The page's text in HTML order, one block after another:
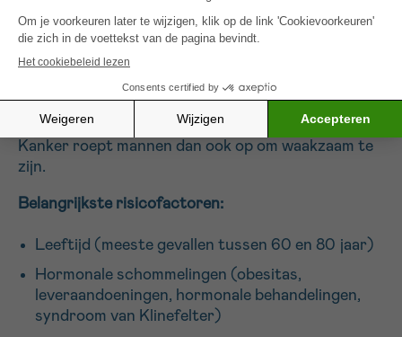
Risicofactoren en symptomen om op te letten
Weten of je risico loopt of bepaalde symptomen
moet laten onderzoeken, is essentieel voor een
tijdige diagnose. Dat is van levensbelang voor best
mogelijke overlevingskansen. Stichting tegen
Kanker roept mannen dan ook op om waakzaam te
zijn.
Belangrijkste risicofactoren:
Leeftijd (meeste gevallen tussen 60 en 80 jaar)
Hormonale schommelingen (obesitas,
leveraandoeningen, hormonale behandelingen,
syndroom van Klinefelter)